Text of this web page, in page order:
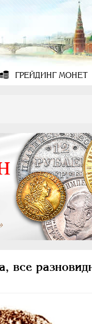
ГРЕЙДИНГМОНЕТ
все